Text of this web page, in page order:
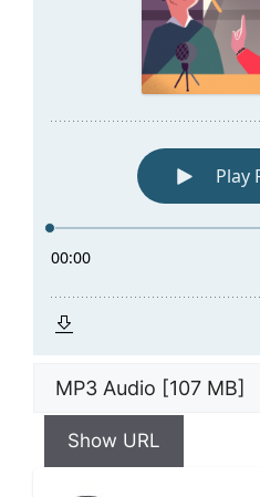
Show URL